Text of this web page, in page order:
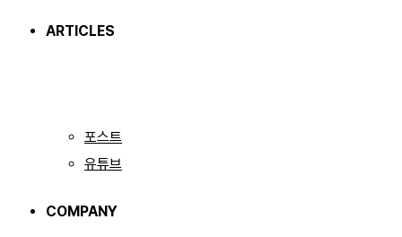
ARTICLES
포스트
유튜브
COMPANY